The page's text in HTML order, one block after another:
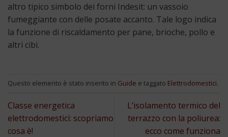
altro tipico simbolo dei forni Indesit: un vassoio
fumeggiante con delle posate accanto. Tale logo indica
la funzione di riscaldamento per pane, brioche, pollo e
altri cibi.
Questo elemento è stato inserito in Guide e taggato Elettrodomestici.
Classe energetica
elettrodomestici: scopriamo
cosa è!
L’isolamento termico del
terrazzo con la poliurea:
ecco come funziona